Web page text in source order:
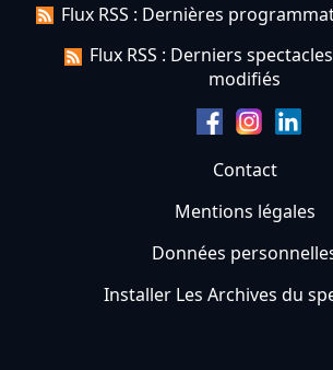
Flux RSS : Dernières
Flux RSS : Derniers
modifiés
Contact
Mentions légales
Données
Installer Les Archives du